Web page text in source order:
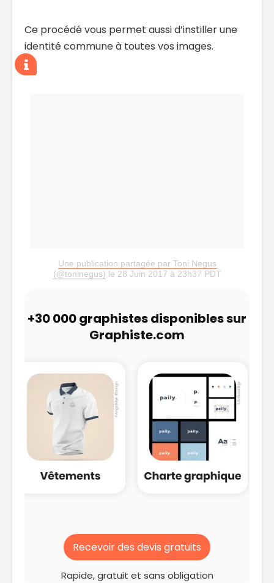
Ce procédé vous permet aussi d’instiller une
identité commune à toutes vos images.
Une publication partagée par Toni Negus
(@toninegus) le 28 Juin 2017 à 23h37 PDT
+30 000 graphistes disponibles sur
Graphiste.com
Recevoir des devis gratuits
Rapide, gratuit et sans obligation